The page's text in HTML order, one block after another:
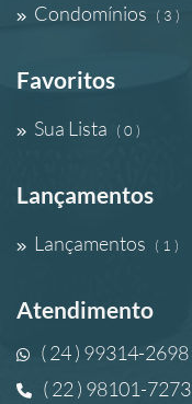
Condomínios ( 3 )
Favoritos
Sua Lista ( 0 )
Lançamentos
Lançamentos ( 1 )
Atendimento
( 24 ) 99314-2698
( 22 ) 98101-7273